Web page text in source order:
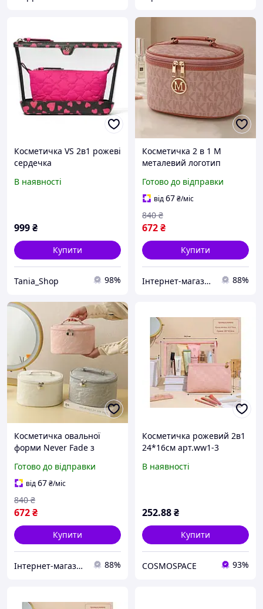
Косметичка VS 2в1 рожеві
сердечка
В наявності
999₴
Купити
Tania_Shop 98%
Косметичка 2 в 1 M
металевий логотип
шкіра текстиль чорний
бежевий коричневий
рожевий
Готово до відправки
від67₴/міс
672₴
840 ₴
Купити
Інтернет-магазин Min Price 88%
Косметичка овальної
форми Never Fade з
водовідштовхувальної
шкіри рожева сірий
молочний 22х17х13.5 см
Готово до відправки
від67₴/міс
672₴
840 ₴
Купити
Інтернет-магазин Min Price 88%
Косметичка рожевий 2в1
24*16см арт.ww1-3
В наявності
252.88₴
Купити
COSMOSPACE 93%